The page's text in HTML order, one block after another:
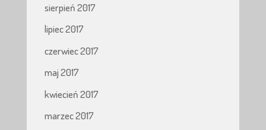
sierpień 2017
lipiec 2017
czerwiec 2017
maj 2017
kwiecień 2017
marzec 2017